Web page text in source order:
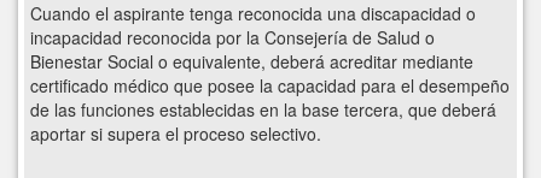
Cuando el aspirante tenga reconocida una discapacidad o
incapacidad reconocida por la Consejería de Salud o
Bienestar Social o equivalente, deberá acreditar mediante
certificado médico que posee la capacidad para el desempeño
de las funciones establecidas en la base tercera, que deberá
aportar si supera el proceso selectivo.